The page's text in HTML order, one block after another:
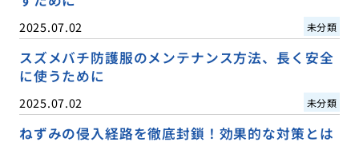
2025.07.02 未分類
スズメバチ防護服のメンテナンス方法、長く安全
に使うために
2025.07.02 未分類
ねずみの侵入経路を徹底封鎖！効果的な対策とは